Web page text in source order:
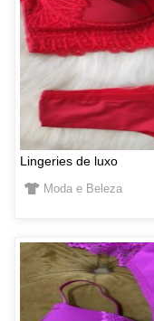
Lingeries de luxo
Moda e Beleza